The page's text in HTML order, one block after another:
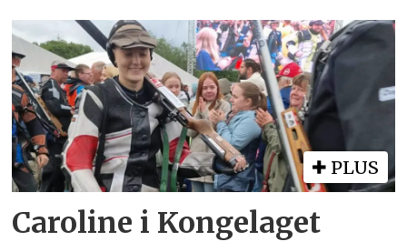
PLUS
Caroline i Kongelaget